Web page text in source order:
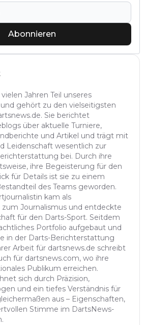
Abonnieren
Jahren Teil unseres
gehört zu den vielseitigsten
Sie berichtet
über aktuelle Turniere,
und Artikel und trägt mit
Leidenschaft wesentlich zur
bei. Durch ihre
ihre Begeisterung für den
für Details ist sie zu einem
des Teams geworden.
kam als
Journalismus und entdeckte
für den Darts-Sport. Seitdem
Portfolio aufgebaut und
in der Darts-Berichterstattung
Arbeit für dartsnews.de schreibt
für dartsnews.com, wo ihre
Publikum erreichen.
sich durch Präzision,
und ein tiefes Verständnis für
aus – Eigenschaften,
Stimme im DartsNews-